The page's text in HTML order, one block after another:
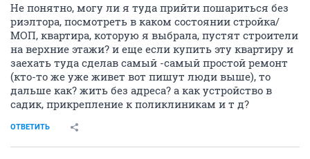
Не понятно, могу ли я туда прийти пошариться без
риэлтора, посмотреть в каком состоянии стройка/
МОП, квартира, которую я выбрала, пустят строители
на верхние этажи? и еще если купить эту квартиру и
заехать туда сделав самый -самый простой ремонт
(кто-то же уже живет вот пишут люди выше), то
дальше как? жить без адреса? а как устройство в
садик, прикрепление к поликлиникам и т д?
ОТВЕТИТЬ